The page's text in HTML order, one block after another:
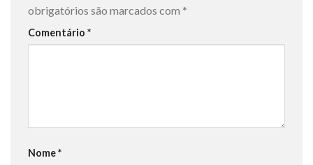
obrigatórios são marcados com *
Comentário *
Nome*